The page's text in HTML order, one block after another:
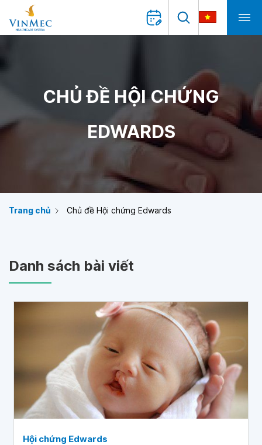
CHỦ ĐỀ HỘI CHỨNG
EDWARDS
Trang chủ Chủ đề Hội chứng Edwards
Danh sách bài viết
Hội chứng Edwards